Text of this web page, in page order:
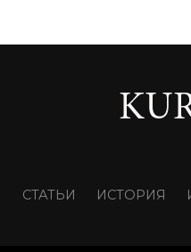
СТАТЬИ ИСТОРИЯ